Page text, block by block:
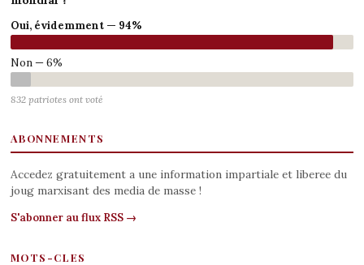
Oui, évidemment — 94%
Non — 6%
832 patriotes ont voté
ABONNEMENTS
Accedez gratuitement a une information impartiale et liberee du
joug marxisant des media de masse !
S'abonner au flux RSS →
MOTS-CLES